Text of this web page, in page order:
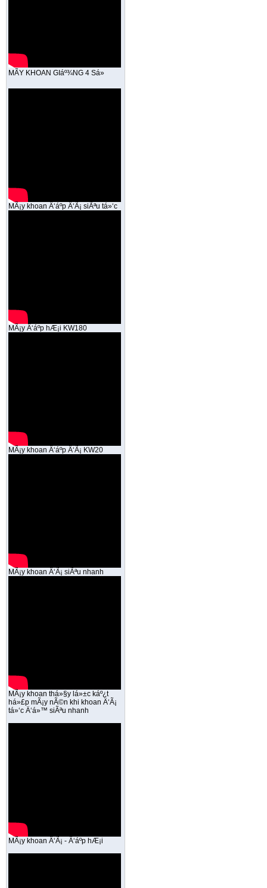
MÃY KHOAN GIáº¾NG 4 Sá»
MÃ¡y khoan Ä‘áº­p Ä‘Ã¡ siÃªu tá»‘c
MÃ¡y Ä‘áº­p hÆ¡i KW180
MÃ¡y khoan Ä‘áº­p Ä‘Ã¡ KW20
MÃ¡y khoan Ä‘Ã¡ siÃªu nhanh
MÃ¡y khoan thá»§y lá»±c káº¿t
há»£p mÃ¡y nÃ©n khi khoan Ä‘Ã¡
tá»‘c Ä‘á»™ siÃªu nhanh
MÃ¡y khoan Ä‘Ã¡ - Ä‘áº­p hÆ¡i